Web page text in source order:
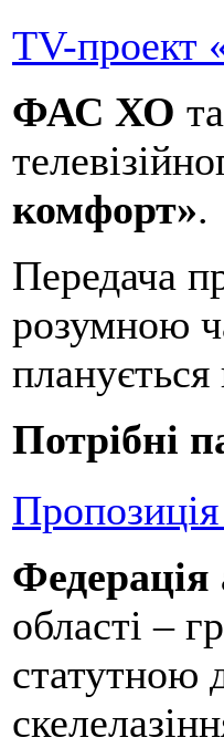
TV-проект
ФАС ХО та
комфорт».
Передача
розумною
Потрібні
Федерація
області –
статутною